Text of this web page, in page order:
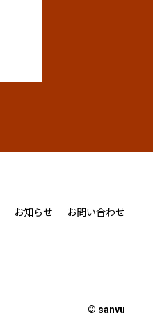
お知らせ お問い合わせ
© sanyu